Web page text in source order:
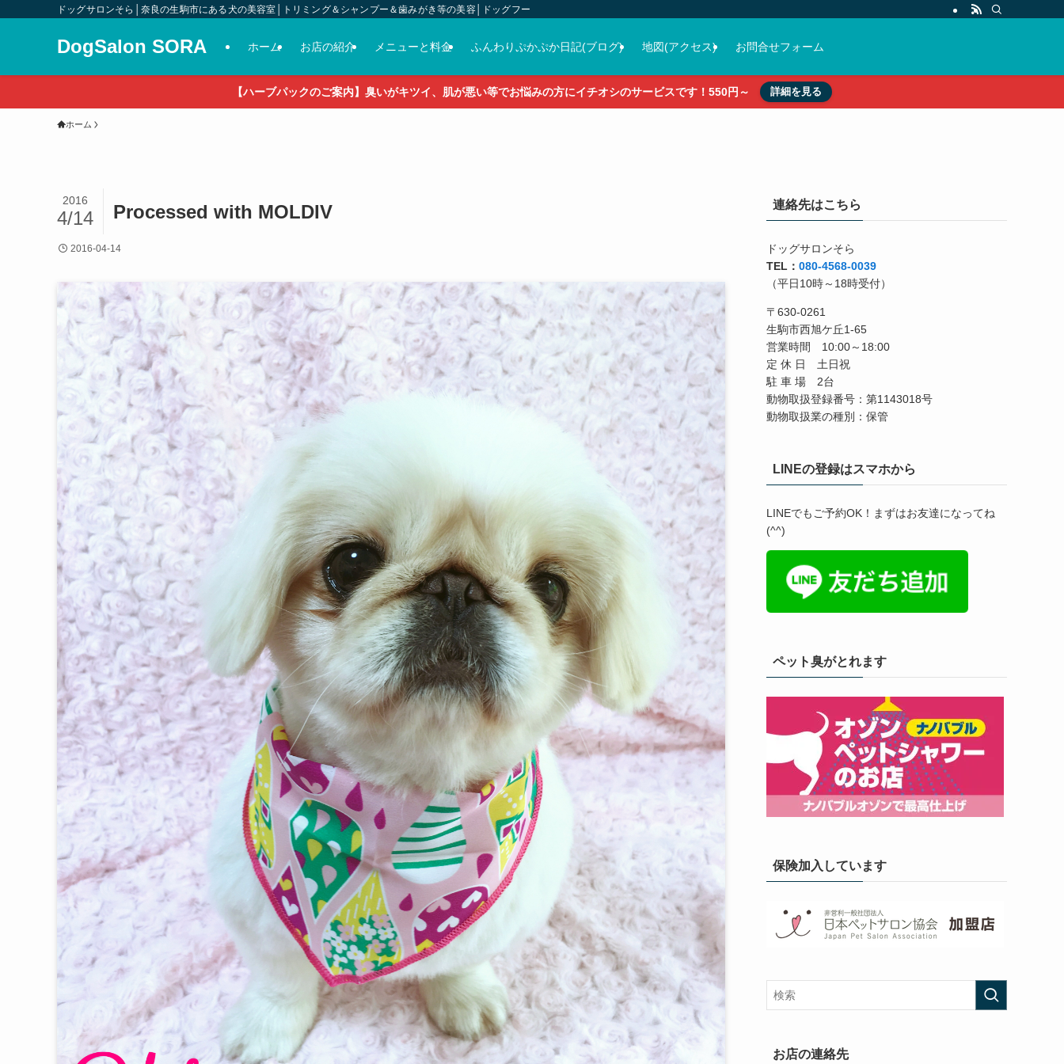
ドッグサロンそら│奈良の生駒市にある犬の美容室│トリミング＆シャンプー＆歯みがき等の美容│ドッグフード＆おやつ＆各種グッズの販売
DogSalon SORA ホーム お店の紹介 メニューと料金 ふんわりぷかぷか日記(ブログ) 地図(アクセス) お問合せフォーム
【ハーブパックのご案内】臭いがキツイ、肌が悪い等でお悩みの方にイチオシのサービスです！550円～ 詳細を見る
ホーム
Processed with MOLDIV
2016
4/14
2016-04-14
連絡先はこちら
ドッグサロンそら
TEL： 080-4568-0039
（平日10時～18時受付）
〒630-0261
生駒市西旭ケ丘1-65
営業時間 10:00～18:00
定 休 日 土日祝
駐 車 場 2台
動物取扱登録番号：第1143018号
動物取扱業の種別：保管
LINEの登録はスマホから
LINEでもご予約OK！まずはお友達になってね
(^^)
ペット臭がとれます
保険加入しています
お店の連絡先